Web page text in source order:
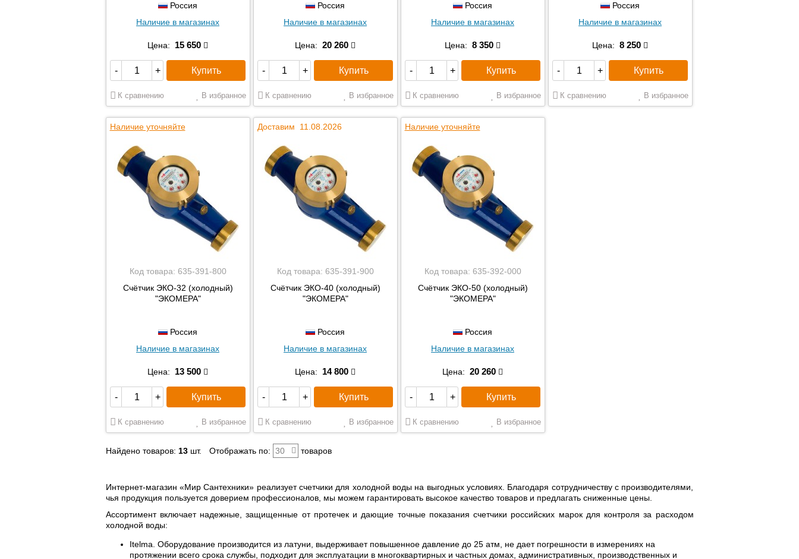
Россия
Наличие в магазинах
Цена: 15 650
- + Купить
К сравнению В избранное
Россия
Наличие в магазинах
Цена: 20 260
- + Купить
К сравнению В избранное
Россия
Наличие в магазинах
Цена: 8 350
- + Купить
К сравнению В избранное
Россия
Наличие в магазинах
Цена: 8 250
- + Купить
К сравнению В избранное
Наличие уточняйте
Код товара: 635-391-800
Счётчик ЭКО-32 (холодный)
"ЭКОМЕРА"
Россия
Наличие в магазинах
Цена: 13 500
- + Купить
К сравнению В избранное
Доставим 11.08.2026
Код товара: 635-391-900
Счётчик ЭКО-40 (холодный)
"ЭКОМЕРА"
Россия
Наличие в магазинах
Цена: 14 800
- + Купить
К сравнению В избранное
Наличие уточняйте
Код товара: 635-392-000
Счётчик ЭКО-50 (холодный)
"ЭКОМЕРА"
Россия
Наличие в магазинах
Цена: 20 260
- + Купить
К сравнению В избранное
Найдено товаров: 13шт. Отображать по: 30 товаров
Интернет-магазин «Мир Сантехники» реализует счетчики для холодной воды на выгодных условиях. Благодаря сотрудничеству с производителями,
чья продукция пользуется доверием профессионалов, мы можем гарантировать высокое качество товаров и предлагать сниженные цены.
Ассортимент включает надежные, защищенные от протечек и дающие точные показания счетчики российских марок для контроля за расходом
холодной воды:
Itelma. Оборудование производится из латуни, выдерживает повышенное давление до 25 атм, не дает погрешности в измерениях на
протяжении всего срока службы, подходит для эксплуатации в многоквартирных и частных домах, административных, производственных и